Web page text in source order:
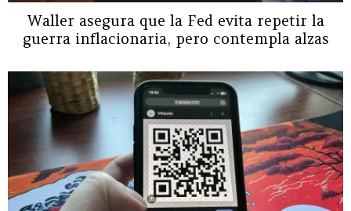
Waller asegura que la Fed evita repetir la
guerra inflacionaria, pero contempla alzas